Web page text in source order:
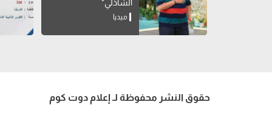
الشاذلي"
ميديا
حقوق النشر محفوظة لـ إعلام دوت كوم